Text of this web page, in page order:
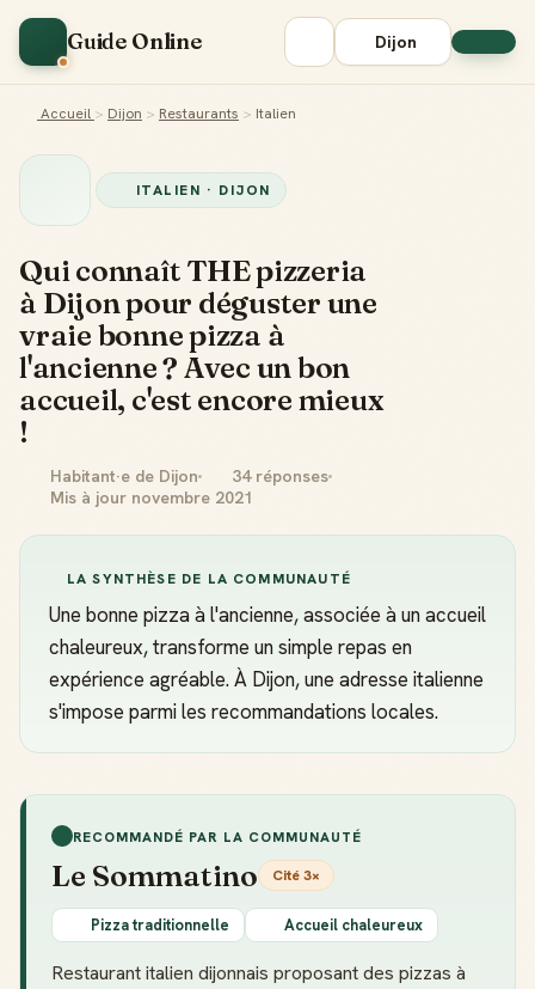
Guide Online Dijon
Accueil > Dijon > Restaurants > Italien
ITALIEN · DIJON
Qui connaît THE pizzeria
à Dijon pour déguster une
vraie bonne pizza à
l'ancienne ? Avec un bon
accueil, c'est encore mieux
!
Habitant·e de Dijon
34 réponses
Mis à jour novembre 2021
LA SYNTHÈSE DE LA COMMUNAUTÉ
Une bonne pizza à l'ancienne, associée à un accueil
chaleureux, transforme un simple repas en
expérience agréable. À Dijon, une adresse italienne
s'impose parmi les recommandations locales.
RECOMMANDÉ PAR LA COMMUNAUTÉ
Le Sommatino Cité 3×
Pizza traditionnelle Accueil chaleureux
Restaurant italien dijonnais proposant des pizzas à